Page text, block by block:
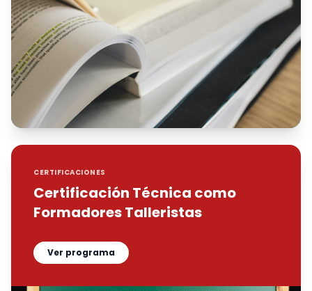
CERTIFICACIONES
Certificación Técnica como
Formadores Talleristas
Ver programa